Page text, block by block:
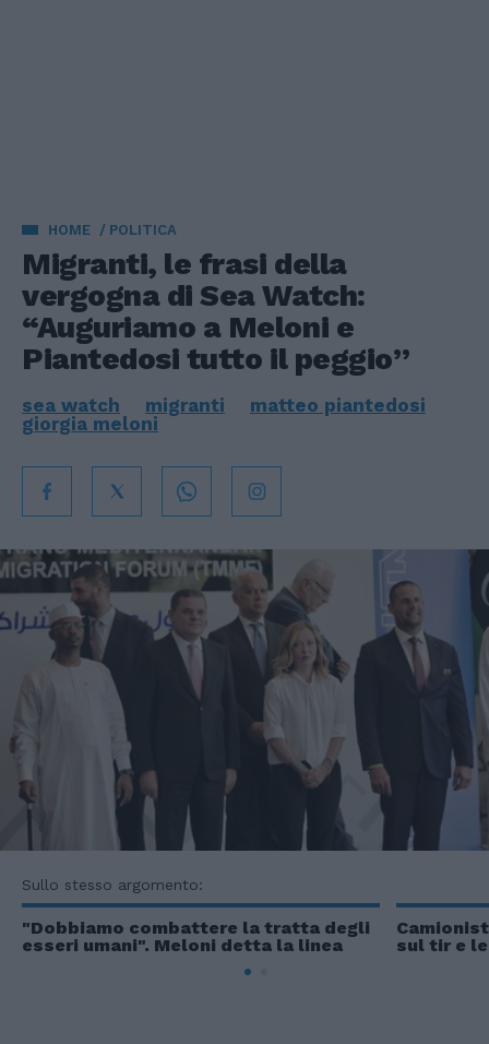
HOME POLITICA
Migranti, le frasi della
vergogna di Sea Watch:
“Auguriamo a Meloni e
Piantedosi tutto il peggio”
sea watch migranti
matteo piantedosi
giorgia meloni
Sullo stesso argomento:
"Dobbiamo combattere la tratta degli
esseri umani". Meloni detta la linea
sul tir e